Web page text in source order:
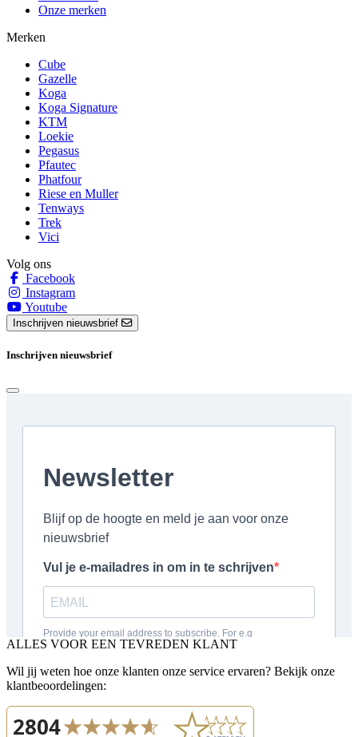
Onze merken
Merken
Cube
Gazelle
Koga
Koga Signature
KTM
Loekie
Pegasus
Pfautec
Phatfour
Riese en Muller
Tenways
Trek
Vici
Volg ons
Facebook
Instagram
Youtube
Inschrijven nieuwsbrief
Inschrijven nieuwsbrief
ALLES VOOR EEN TEVREDEN KLANT
Wil jij weten hoe onze klanten onze service ervaren? Bekijk onze
klantbeoordelingen: